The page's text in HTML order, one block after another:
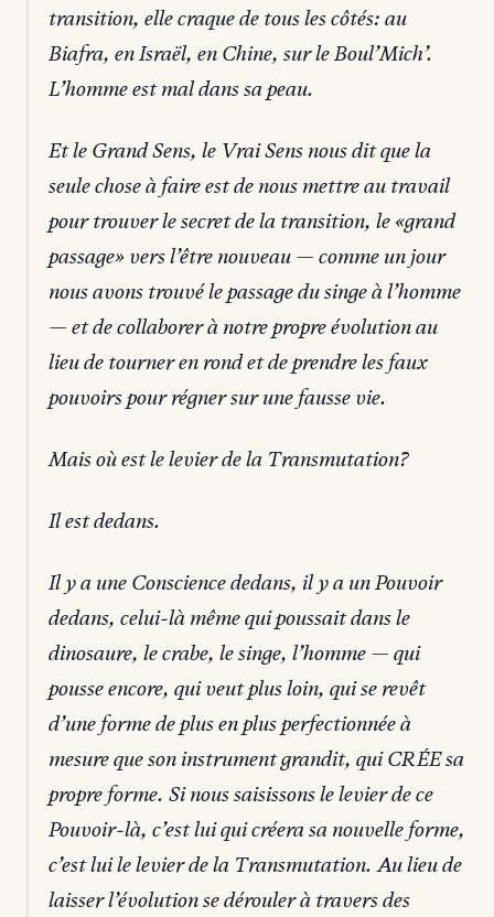
transition, elle craque de tous les côtés: au
Biafra, en Israël, en Chine, sur le Boul’Mich’.
L’homme est mal dans sa peau.
Et le Grand Sens, le Vrai Sens nous dit que la
seule chose à faire est de nous mettre au travail
pour trouver le secret de la transition, le «grand
passage» vers l’être nouveau — comme un jour
nous avons trouvé le passage du singe à l’homme
— et de collaborer à notre propre évolution au
lieu de tourner en rond et de prendre les faux
pouvoirs pour régner sur une fausse vie.
Mais où est le levier de la Transmutation?
Il est dedans.
Il y a une Conscience dedans, il y a un Pouvoir
dedans, celui-là même qui poussait dans le
dinosaure, le crabe, le singe, l’homme — qui
pousse encore, qui veut plus loin, qui se revêt
d’une forme de plus en plus perfectionnée à
mesure que son instrument grandit, qui CRÉE sa
propre forme. Si nous saisissons le levier de ce
Pouvoir-là, c’est lui qui créera sa nouvelle forme,
c’est lui le levier de la Transmutation. Au lieu de
laisser l’évolution se dérouler à travers des